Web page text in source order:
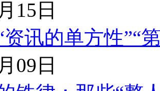
15日
资讯的单方性”“
09日